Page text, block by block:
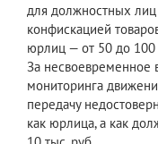
для должностных
конфискацией
юрлиц — от 50 до 100
За несвоевременное
мониторинга
передачу
как юрлица, а как